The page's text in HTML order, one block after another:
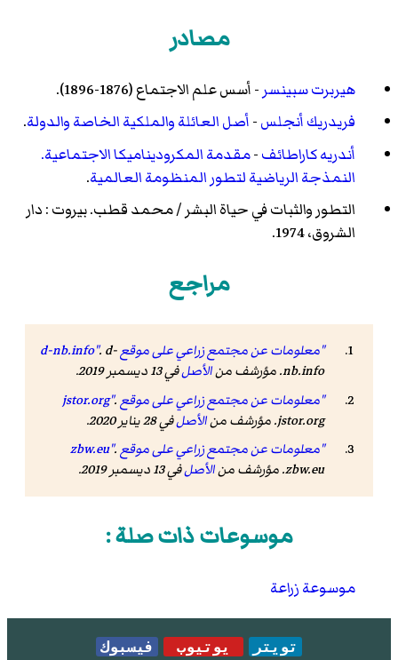
مصادر
هيربرت سبينسر - أسس علم الاجتماع (1876-1896).
فريدريك أنجلس-أصل العائلة والملكية الخاصة والدولة.
أندريه كاراطائف-مقدمة المكروديناميكا الاجتماعية.
النمذجة الرياضية لتطور المنظومة العالمية.
التطور والثبات في حياة البشر / محمد قطب. بيروت : دار
الشروق، 1974.
مراجع
"معلومات عن مجتمع زراعي على موقع d-nb.info". d-
nb.info. مؤرشف من
الأصلفي 13 ديسمبر 2019.
"معلومات عن مجتمع زراعي على موقع jstor.org".
jstor.org. مؤرشف من
الأصلفي 28 يناير 2020.
"معلومات عن مجتمع زراعي على موقع zbw.eu".
zbw.eu. مؤرشف من
الأصلفي 13 ديسمبر 2019.
موسوعات ذات صلة :
موسوعة زراعة
تويتر يوتيوب فيسبوك